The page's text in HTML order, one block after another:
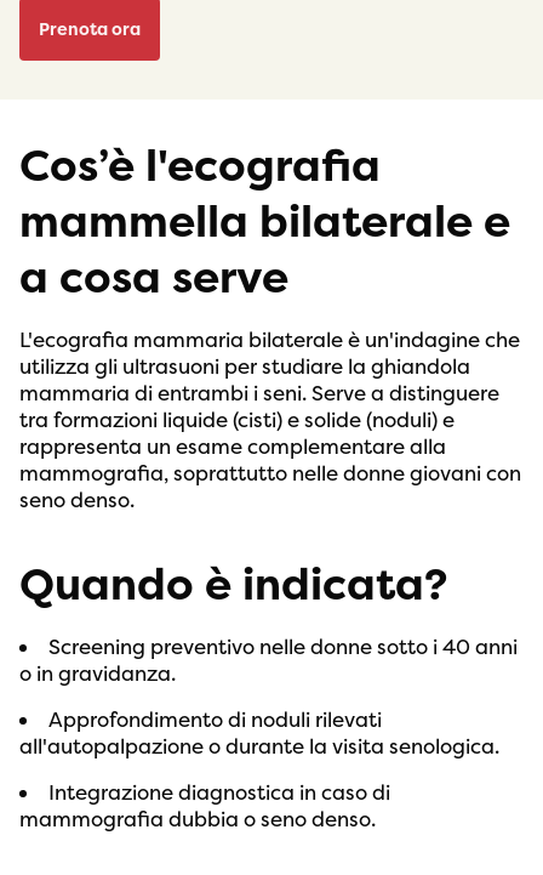
Prenota ora
Cos’è l'ecografia
mammella bilaterale e
a cosa serve
L'ecografia mammaria bilaterale è un'indagine che
utilizza gli ultrasuoni per studiare la ghiandola
mammaria di entrambi i seni. Serve a distinguere
tra formazioni liquide (cisti) e solide (noduli) e
rappresenta un esame complementare alla
mammografia, soprattutto nelle donne giovani con
seno denso.
Quando è indicata?
Screening preventivo nelle donne sotto i 40 anni
o in gravidanza.
Approfondimento di noduli rilevati
all'autopalpazione o durante la visita senologica.
Integrazione diagnostica in caso di
mammografia dubbia o seno denso.